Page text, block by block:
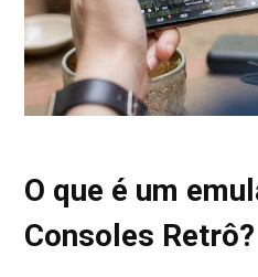
O que é um
Consoles Retrô?